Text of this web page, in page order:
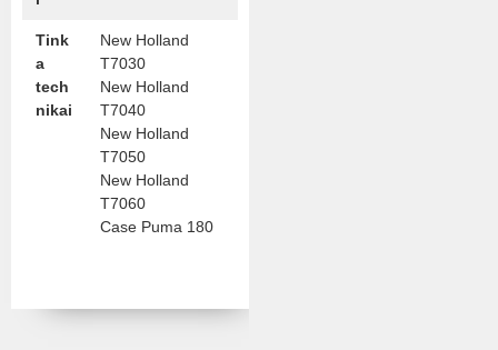
Tink
a
tech
nikai
New Holland
T7030
New Holland
T7040
New Holland
T7050
New Holland
T7060
Case Puma 180